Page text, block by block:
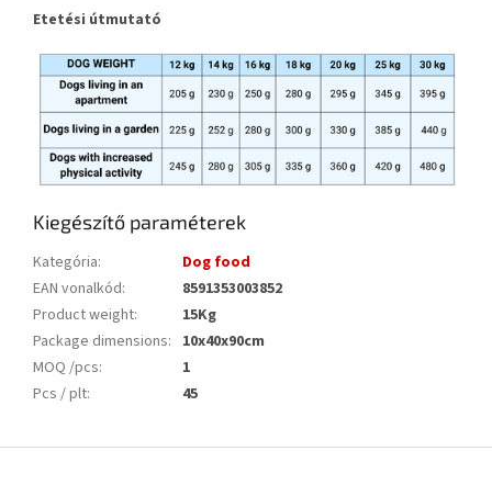
Etetési útmutató
Kiegészítő paraméterek
Kategória:
Dog food
EAN vonalkód:
8591353003852
Product weight:
15Kg
Package dimensions: 10x40x90cm
MOQ /pcs:
1
Pcs / plt: 45